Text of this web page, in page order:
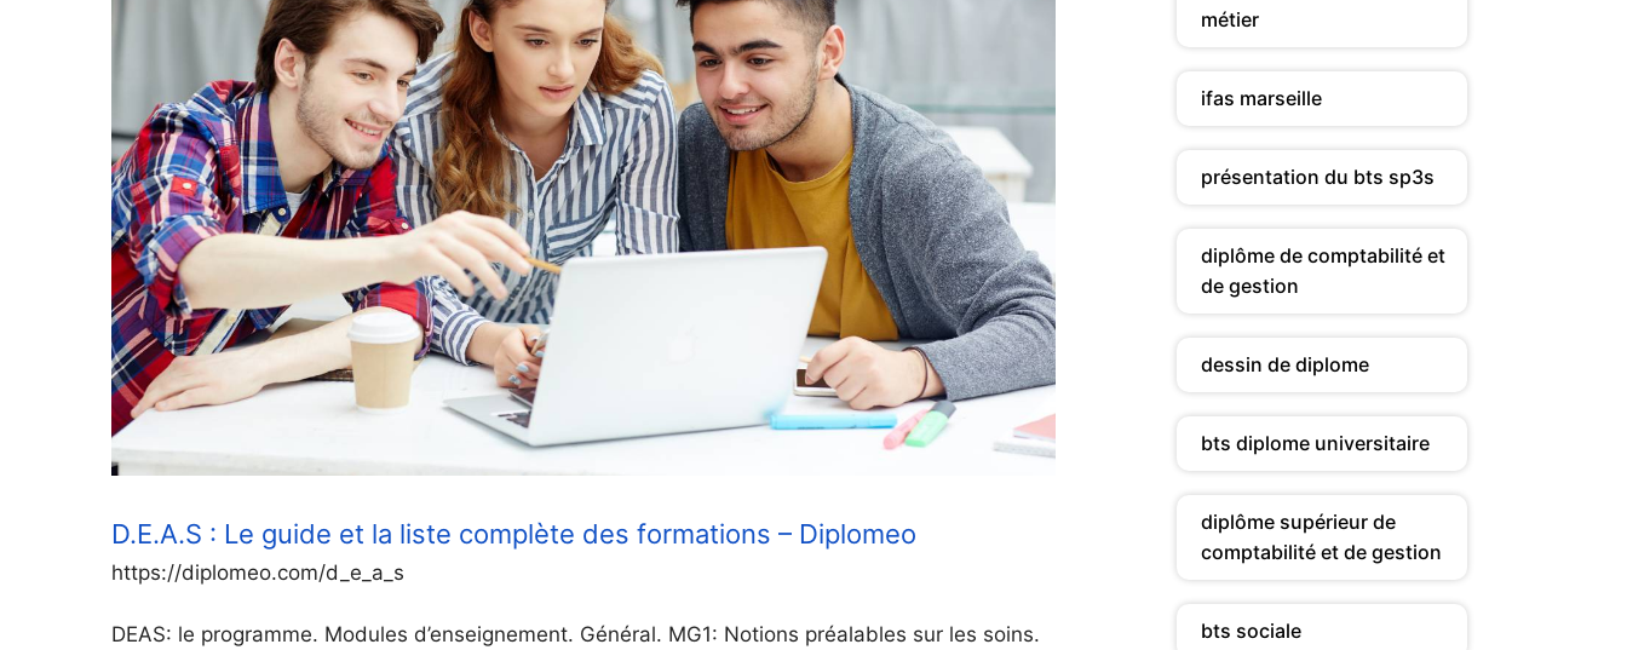
D.E.A.S : Le guide et la liste complète des formations – Diplomeo
https://diplomeo.com/d_e_a_s
DEAS: le programme. Modules d’enseignement. Général. MG1: Notions préalables sur les soins.
métier
ifas marseille
présentation du bts sp3s
diplôme de comptabilité et
de gestion
dessin de diplome
bts diplome universitaire
diplôme supérieur de
comptabilité et de gestion
bts sociale